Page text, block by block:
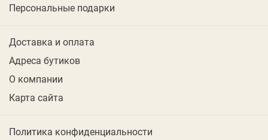
Персональные подарки
Доставка и оплата
Адреса бутиков
О компании
Карта сайта
Политика конфиденциальности